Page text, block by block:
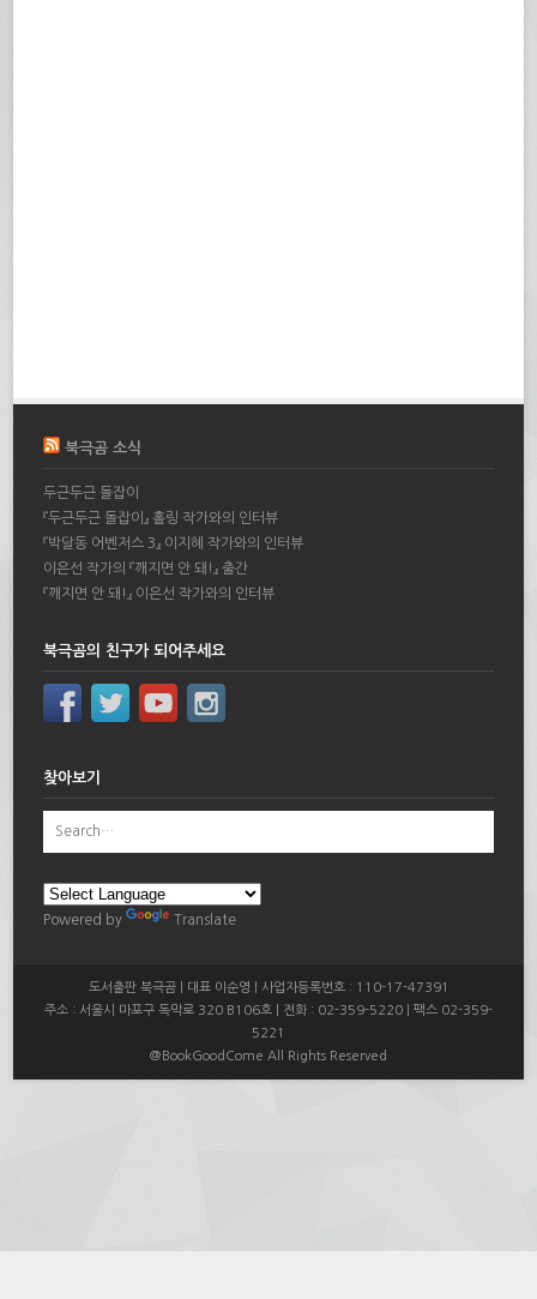
북극곰 소식
두근두근 돌잡이
『두근두근 돌잡이』 홀링 작가와의 인터뷰
『박달동 어벤저스 3』 이지혜 작가와의 인터뷰
이은선 작가의 『깨지면 안 돼!』 출간
『깨지면 안 돼!』 이은선 작가와의 인터뷰
북극곰의 친구가 되어주세요
찾아보기
Powered by Translate
도서출판 북극곰 | 대표 이순영 | 사업자등록번호 : 110-17-47391
주소 : 서울시 마포구 독막로 320 B106호 | 전화 : 02-359-5220 | 팩스 02-359-
5221
@BookGoodCome All Rights Reserved